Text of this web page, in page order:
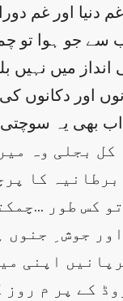
جو ہوا تو
انداز میں
اور
کل بجلی وہ
برطانیہ کا
کس طور
جوش ِ جنوں
اپنی
کے پر م